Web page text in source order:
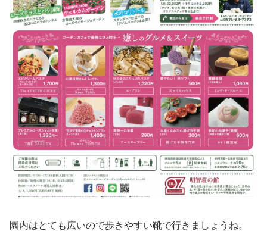
園内はとても広いので歩きやすい靴で行きましょうね。